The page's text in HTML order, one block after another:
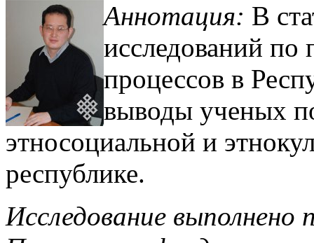
Аннотация: В
исследований по
процессов в
выводы ученых
этносоциальной и
республике.
Исследование